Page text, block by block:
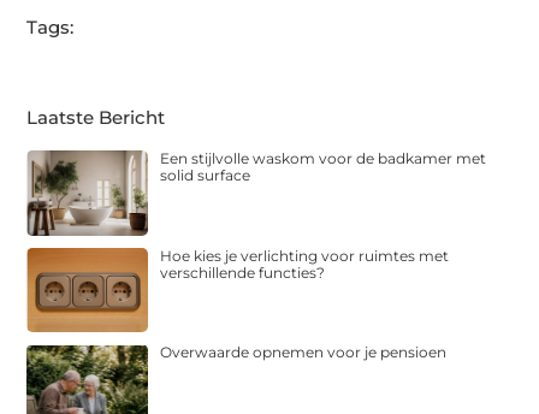
Tags:
Laatste Bericht
Een stijlvolle waskom voor de badkamer met
solid surface
Hoe kies je verlichting voor ruimtes met
verschillende functies?
Overwaarde opnemen voor je pensioen